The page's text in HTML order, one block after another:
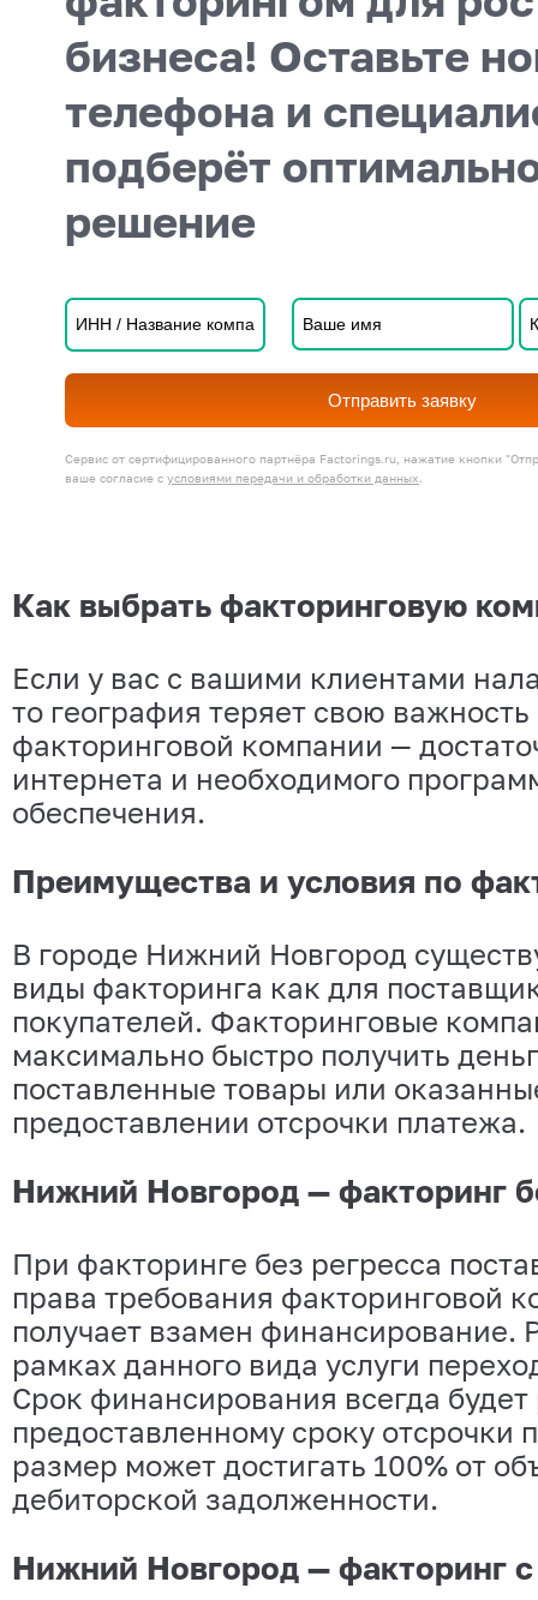
бизнеса! Оставьте
телефона и
подберёт
решение
Отправить заявку
Сервис от сертифицированного партнёра Factorings.ru, нажатие кнопки
ваше согласие с условиями передачи и обработки данных.
Как выбрать факторинговую
Если у вас с вашими клиентами
то география теряет свою
факторинговой компании —
интернета и необходимого
обеспечения.
Преимущества и условия по
В городе Нижний Новгород
виды факторинга как для
покупателей. Факторинговые
максимально быстро получить
поставленные товары или
предоставлении отсрочки платежа.
Нижний Новгород — факторинг
При факторинге без регресса
права требования факторинговой
получает взамен финансирование.
рамках данного вида услуги
Срок финансирования всегда будет
предоставленному сроку отсрочки
размер может достигать 100% от
дебиторской задолженности.
Нижний Новгород — факторинг